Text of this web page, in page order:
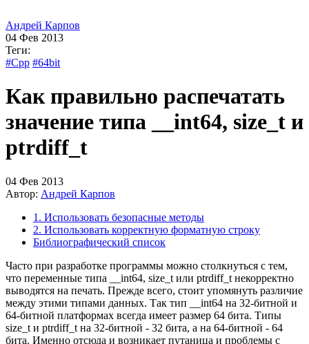
Андрей Карпов
04 Фев 2013
Теги:
#Cpp #64bit
Как правильно распечатать
значение типа __int64, size_t и
ptrdiff_t
04 Фев 2013
Автор: Андрей Карпов
1. Использовать безопасные методы
2. Использовать корректную форматную строку
Библиографический список
Часто при разработке программы можно столкнуться с тем,
что переменные типа __int64, size_t или ptrdiff_t некорректно
выводятся на печать. Прежде всего, стоит упомянуть различие
между этими типами данных. Так тип __int64 на 32-битной и
64-битной платформах всегда имеет размер 64 бита. Типы
size_t и ptrdiff_t на 32-битной - 32 бита, а на 64-битной - 64
бита. Именно отсюда и возникает путаница и проблемы с